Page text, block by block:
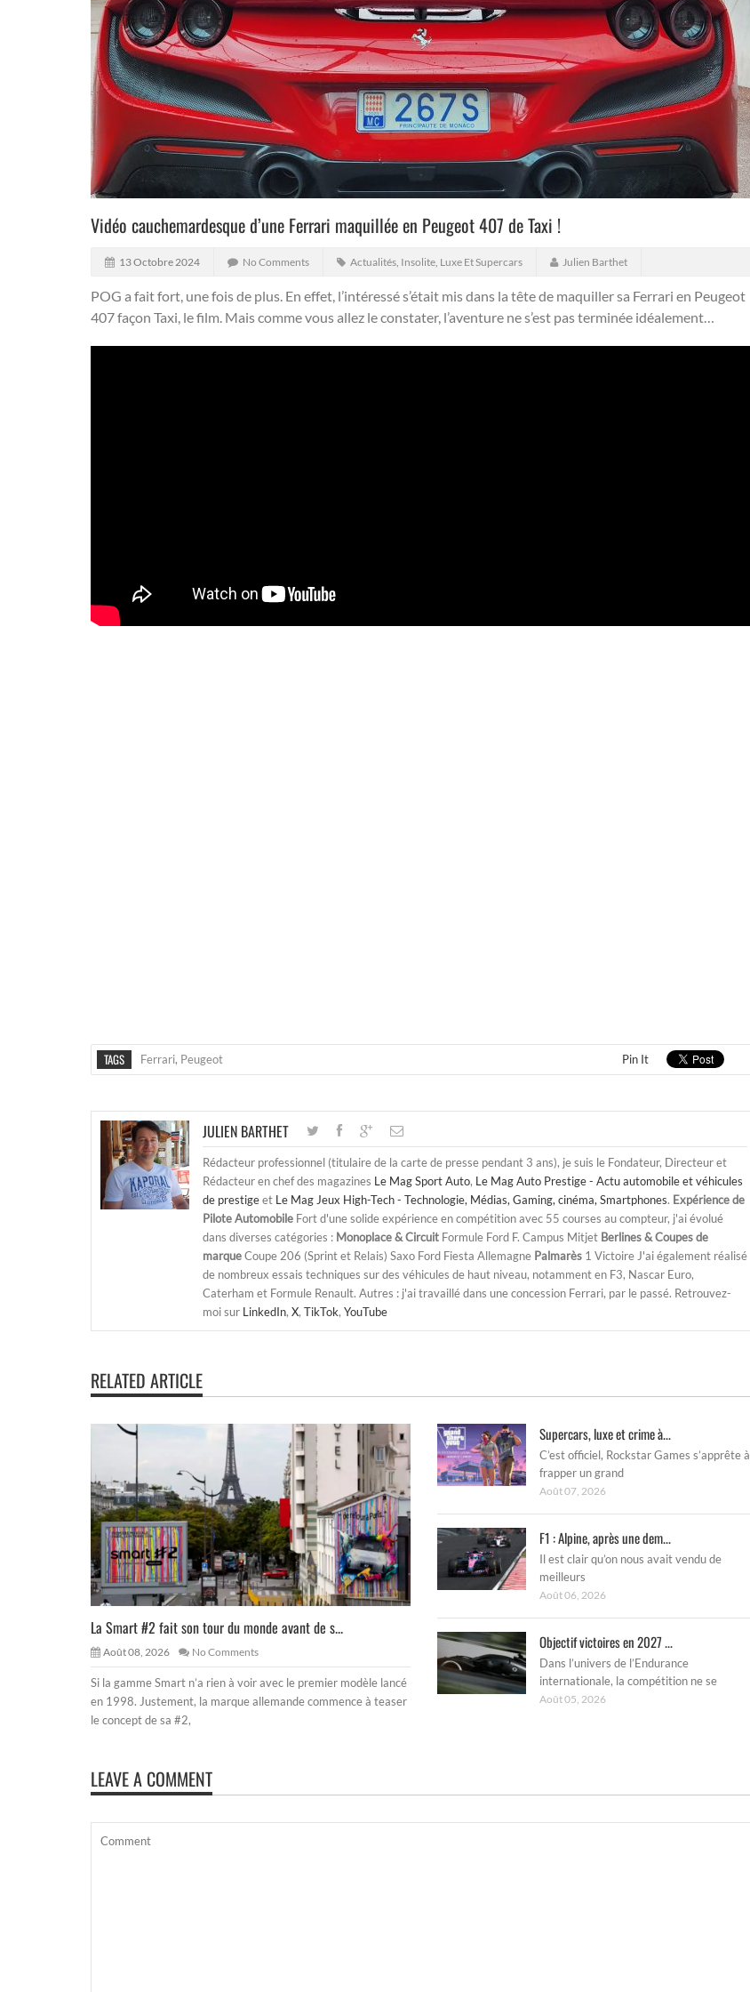
Vidéo cauchemardesque d’une Ferrari maquillée en Peugeot 407 de Taxi !
13 Octobre 2024 No Comments Actualités, Insolite, Luxe Et Supercars Julien Barthet
POG a fait fort, une fois de plus. En effet, l’intéressé s’était mis dans la tête de maquiller sa Ferrari en Peugeot
407 façon Taxi, le film. Mais comme vous allez le constater, l’aventure ne s’est pas terminée idéalement…
TAGS Ferrari, Peugeot Pin It
JULIEN BARTHET
Rédacteur professionnel (titulaire de la carte de presse pendant 3 ans), je suis le Fondateur, Directeur et
Rédacteur en chef des magazines Le Mag Sport Auto, Le Mag Auto Prestige - Actu automobile et véhicules
de prestigeet Le Mag Jeux High-Tech - Technologie, Médias, Gaming, cinéma, Smartphones. Expérience de
Pilote Automobile Fort d'une solide expérience en compétition avec 55 courses au compteur, j'ai évolué
dans diverses catégories : Monoplace & Circuit Formule Ford F. Campus Mitjet Berlines & Coupes de
marqueCoupe 206 (Sprint et Relais) Saxo Ford Fiesta Allemagne Palmarès 1 Victoire J'ai également réalisé
de nombreux essais techniques sur des véhicules de haut niveau, notamment en F3, Nascar Euro,
Caterham et Formule Renault. Autres : j'ai travaillé dans une concession Ferrari, par le passé. Retrouvez-
moi sur LinkedIn, X, TikTok, YouTube
RELATED ARTICLE
La Smart #2 fait son tour du monde avant de s...
Août 08, 2026 No Comments
Si la gamme Smart n’a rien à voir avec le premier modèle lancé
en 1998. Justement, la marque allemande commence à teaser
le concept de sa #2,
Supercars, luxe et crime à...
C’est officiel, Rockstar Games s’apprête à
frapper un grand
Août 07, 2026
F1 : Alpine, après une dem...
Il est clair qu’on nous avait vendu de
meilleurs
Août 06, 2026
Objectif victoires en 2027 ...
Dans l’univers de l’Endurance
internationale, la compétition ne se
Août 05, 2026
LEAVE A COMMENT